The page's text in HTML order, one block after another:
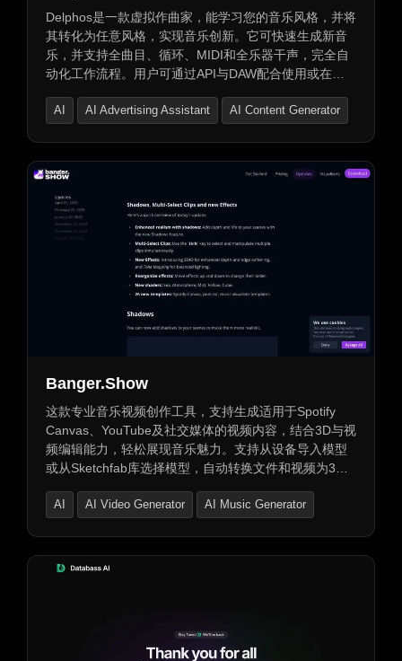
Delphos是一款虚拟作曲家，能学习您的音乐风格，并将
其转化为任意风格，实现音乐创新。它可快速生成新音
乐，并支持全曲目、循环、MIDI和全乐器干声，完全自
动化工作流程。用户可通过API与DAW配合使用或在网
拥有其声音世界生成的所有内容的版权。适用于音乐
AI AI Advertising Assistant AI Content Generator
Banger.Show
这款专业音乐视频创作工具，支持生成适用于Spotify
Canvas、YouTube及社交媒体的视频内容，结合3D与视
频编辑能力，轻松展现音乐魅力。支持从设备导入模型
或从Sketchfab库选择模型，自动转换文件和视频为3D
定义参数与自动化控制，支持相机位置与旋转设置、自
人品牌发展与音乐影响力提升。
AI AI Video Generator AI Music Generator